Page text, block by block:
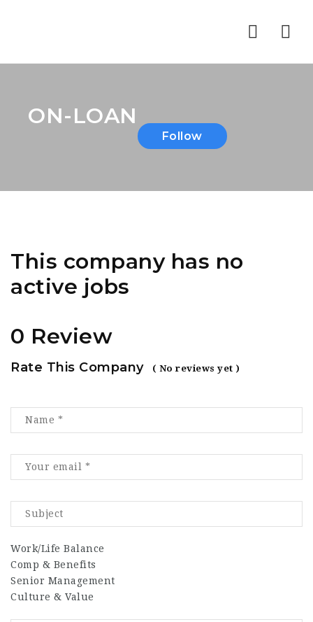
ON-LOAN
Follow
This company has no
active jobs
0 Review
Rate This Company ( No reviews yet )
Work/Life Balance
Comp & Benefits
Senior Management
Culture & Value